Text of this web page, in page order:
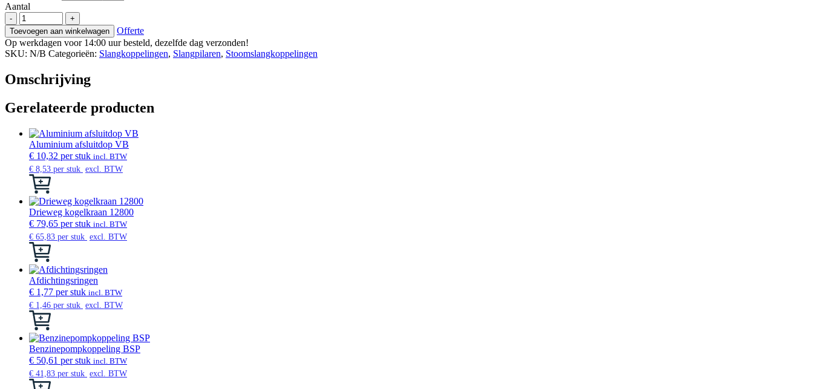
Aantal
-
Koppeling
female
DIN
EN
14
met
aantal
+
Toevoegen aan winkelwagen
Offerte
Op werkdagen voor 14:00 uur besteld, dezelfde dag verzonden!
SKU: N/B Categorieën: Slangkoppelingen, Slangpilaren, Stoomslangkoppelingen
Omschrijving
Gerelateerde producten
Aluminium afsluitdop VB
€ 10,32 per stuk incl. BTW
€ 8,53 per stuk excl. BTW
Dit
heeft
meerdere
variaties.
Deze
optie
gekozen
worden
op
de
productpagina
Drieweg kogelkraan 12800
€ 79,65 per stuk incl. BTW
€ 65,83 per stuk excl. BTW
Dit
heeft
meerdere
variaties.
Deze
optie
gekozen
worden
op
de
productpagina
Afdichtingsringen
€ 1,77 per stuk incl. BTW
€ 1,46 per stuk excl. BTW
Dit
heeft
meerdere
variaties.
Deze
optie
Benzinepompkoppeling BSP
€ 50,61 per stuk incl. BTW
€ 41,83 per stuk excl. BTW
Dit